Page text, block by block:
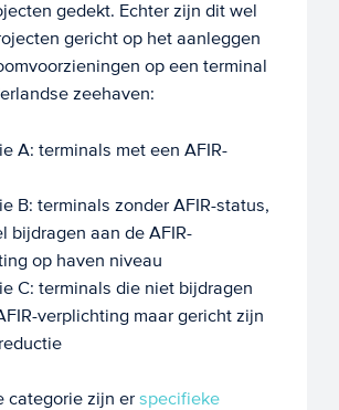
gedekt. Echter zijn dit wel
gericht op het aanleggen
op een terminal
zeehaven:
A: terminals met een AFIR-
B: terminals zonder AFIR-status,
bijdragen aan de AFIR-
op haven niveau
C: terminals die niet bijdragen
verplichting maar gericht zijn
categorie zijn er specifieke